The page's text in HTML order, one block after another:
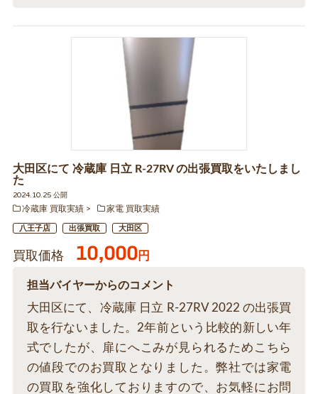
大田区にて 冷蔵庫 日立 R-27RV の出張買取をいたしまし
た
2024.10.25 公開
冷蔵庫 買取実績
家電 買取実績
八王子店 出張買取 大田区
買取価格 10,000円
担当バイヤーからのコメント
大田区にて、冷蔵庫 日立 R-27RV 2022 の出張買
取を行ないました。2年前という比較的新しい年
式でしたが、扉にへこみが見られるためこちら
の値段でのお買取となりました。弊社では家電
の買取を強化しておりますので、お気軽にお問